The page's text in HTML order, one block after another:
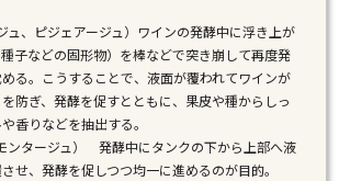
ュ、ピジェアージュ）ワインの発酵中に浮き上が
子などの固形物）を棒などで突き崩して再度発
る。こうすることで、液面が覆われてワインが
防ぎ、発酵を促すとともに、果皮や種からしっ
香りなどを抽出する。
タージュ） 発酵中にタンクの下から上部へ液
せ、発酵を促しつつ均一に進めるのが目的。